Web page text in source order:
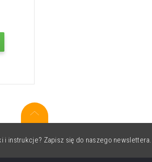
i instrukcje? Zapisz się do naszego newslettera.